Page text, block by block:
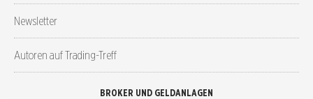
Newsletter
Autoren auf Trading-Treff
BROKER UND GELDANLAGEN